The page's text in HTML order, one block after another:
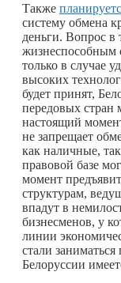
Также
систему обмена
деньги. Вопрос в
жизнеспособным
только в случае
высоких
будет принят,
передовых стран
настоящий
не запрещает
как наличные,
правовой базе
момент
структурам,
впадут в
бизнесменов, у
линии
стали
Белоруссии